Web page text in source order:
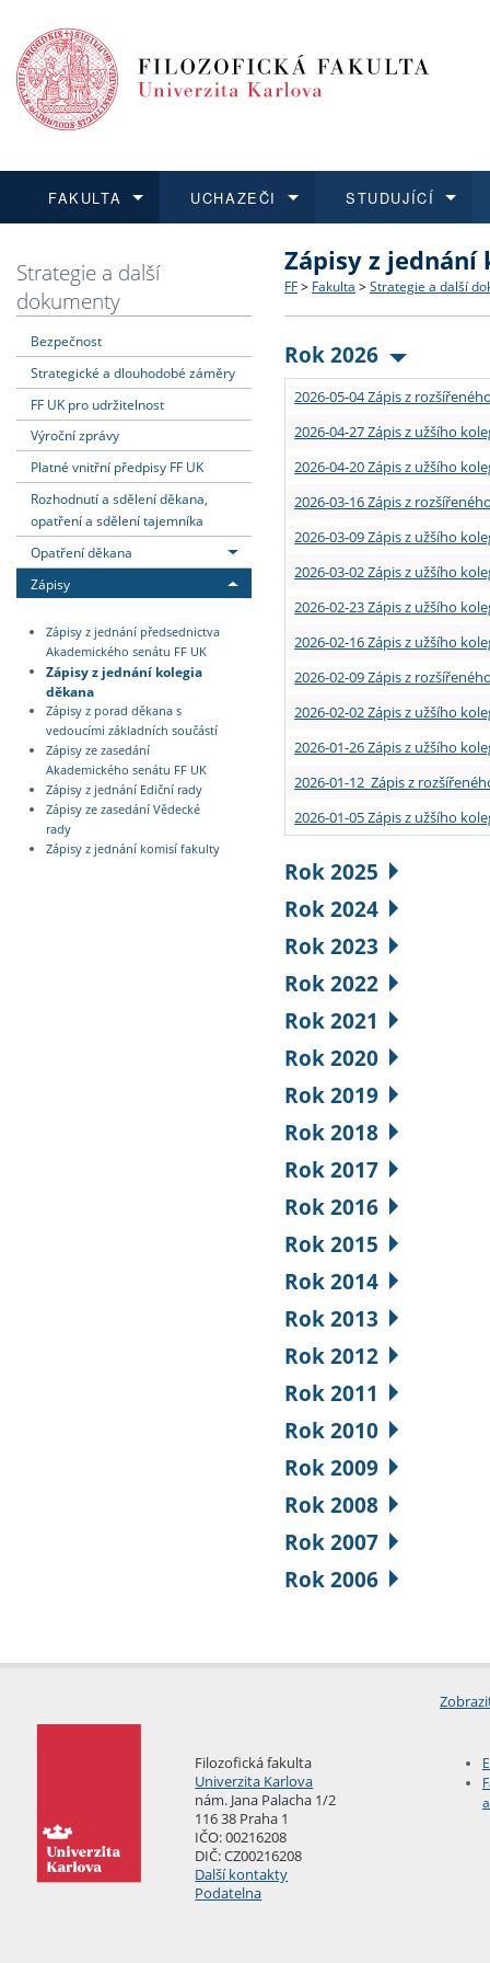
FAKULTA
Dozvědět se více
Struktura a historie
Strategie a další
Podpora a benefity pro
Absolventi fakulty
UCHAZEČI
Podat přihlášku
Co studovat a jak se
Učitelské studijní
Informace k průběhu
STUDUJÍCÍ
Dozvědět se více
Bakalářské a magisterské
Doktorské studium
Rigorózní řízení
Dozvědět se více
O vědě a výzkumu na FF
Akademické kvalifikace
Granty a projekty
Dozvědět se více
Aktuální nabídky a
Vyjíždějící studenti
Přijíždějící studenti
Vyjíždějící zaměstnanci
Strategie a další
dokumenty
Bezpečnost
Strategické a dlouhodobé záměry
FF UK pro udržitelnost
Výroční zprávy
Platné vnitřní předpisy FF UK
Rozhodnutí a sdělení děkana,
opatření a sdělení tajemníka
Opatření děkana
Zápisy
Zápisy z jednání předsednictva
Akademického senátu FF UK
Zápisy z jednání kolegia
děkana
Zápisy z porad děkana s
vedoucími základních součástí
Zápisy ze zasedání
Akademického senátu FF UK
Zápisy z jednání Ediční rady
Zápisy ze zasedání Vědecké
rady
Zápisy z jednání komisí fakulty
Zápisy z jednání
FF > Fakulta > Strategie a další
Rok 2026
2026-05-04 Zápis z
2026-04-27 Zápis z užšího
2026-04-20 Zápis z užšího
2026-03-16 Zápis z
2026-03-09 Zápis z užšího
2026-03-02 Zápis z užšího
2026-02-23 Zápis z užšího
2026-02-16 Zápis z užšího
2026-02-09 Zápis z
2026-02-02 Zápis z užšího
2026-01-26 Zápis z užšího
2026-01-12 Zápis z
2026-01-05 Zápis z užšího
Rok 2025
Rok 2024
Rok 2023
Rok 2022
Rok 2021
Rok 2020
Rok 2019
Rok 2018
Rok 2017
Rok 2016
Rok 2015
Rok 2014
Rok 2013
Rok 2012
Rok 2011
Rok 2010
Rok 2009
Rok 2008
Rok 2007
Rok 2006
Filozofická fakulta
Univerzita Karlova
nám. Jana Palacha 1/2
116 38 Praha 1
IČO: 00216208
DIČ: CZ00216208
Další kontakty
Podatelna